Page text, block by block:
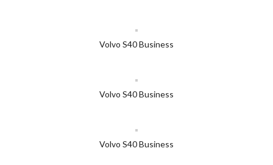
Volvo S40 Business
Volvo S40 Business
Volvo S40 Business